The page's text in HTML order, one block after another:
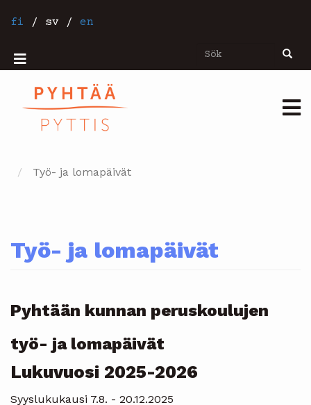
tillfi / sv / en
Sök Sök
Mobiilivalikko
Työ- ja lomapäivät
Työ- ja lomapäivät
Pyhtään kunnan peruskoulujen
työ- ja lomapäivät
Lukuvuosi 2025-2026
Syyslukukausi 7.8. - 20.12.2025